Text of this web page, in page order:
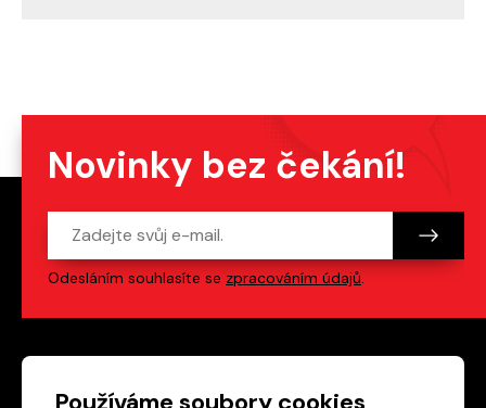
Novinky bez čekání!
Odesláním souhlasíte se zpracováním údajů.
Patička webu Odkazy na sociální